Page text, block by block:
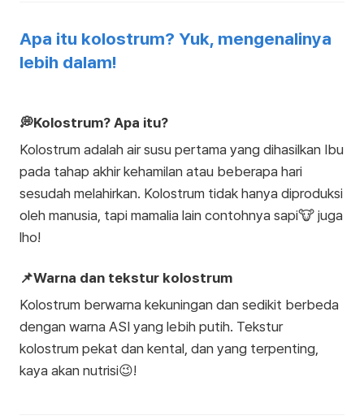
Apa itu kolostrum? Yuk, mengenalinya
lebih dalam!
💭Kolostrum? Apa itu?
Kolostrum adalah air susu pertama yang dihasilkan Ibu
pada tahap akhir kehamilan atau beberapa hari
sesudah melahirkan. Kolostrum tidak hanya diproduksi
oleh manusia, tapi mamalia lain contohnya sapi🐮 juga
lho!
📌Warna dan tekstur kolostrum
Kolostrum berwarna kekuningan dan sedikit berbeda
dengan warna ASI yang lebih putih. Tekstur
kolostrum pekat dan kental, dan yang terpenting,
kaya akan nutrisi😉!